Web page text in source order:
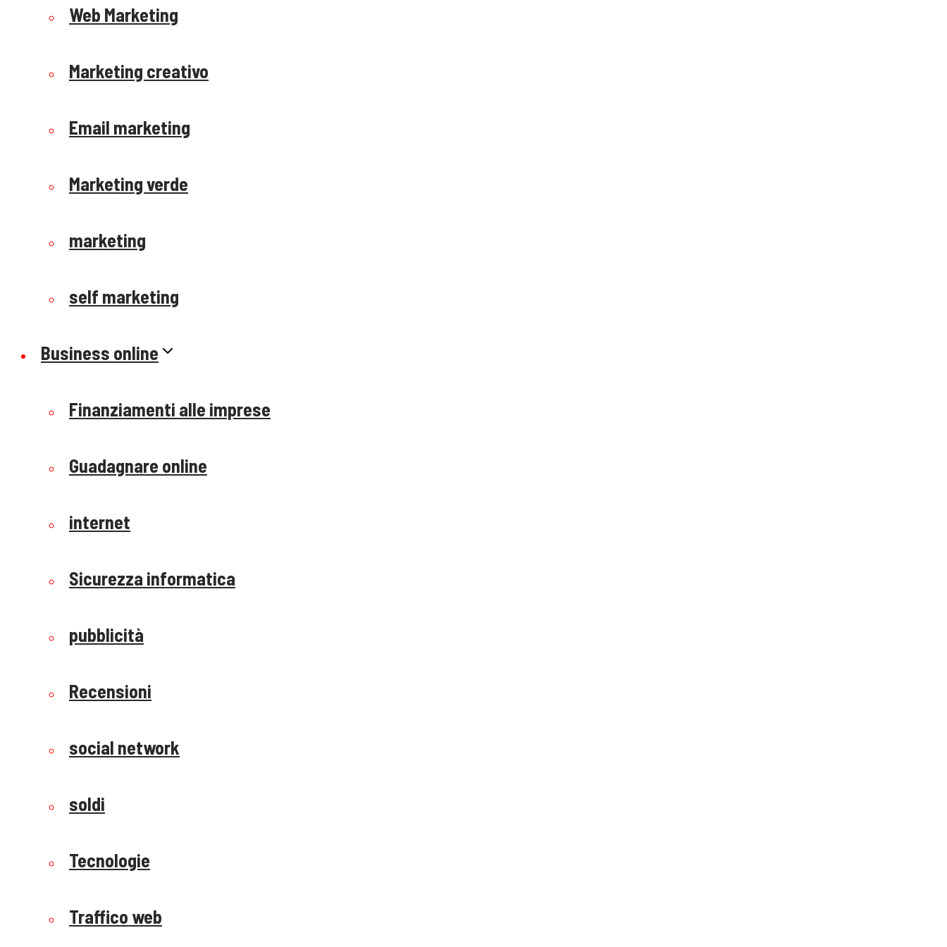
Web Marketing
Marketing creativo
Email marketing
Marketing verde
marketing
self marketing
Business online
Finanziamenti alle imprese
Guadagnare online
internet
Sicurezza informatica
pubblicità
Recensioni
social network
soldi
Tecnologie
Traffico web